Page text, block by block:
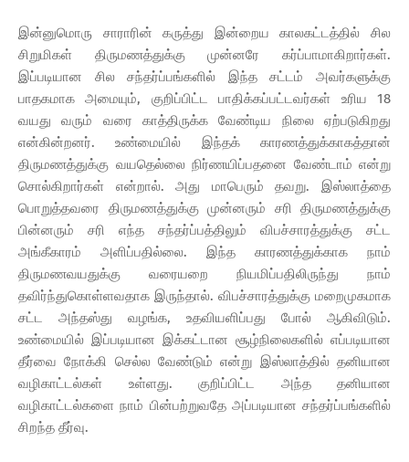
இன்னுமொரு சாராரின் கருத்து இன்றைய காலகட்டத்தில் சில
சிறுமிகள் திருமணத்துக்கு முன்னரே கர்ப்பாமாகிறார்கள்.
இப்படியான சில சந்தர்ப்பங்களில் இந்த சட்டம் அவர்களுக்கு
பாதகமாக அமையும், குறிப்பிட்ட பாதிக்கப்பட்டவர்கள் உரிய 18
வயது வரும் வரை காத்திருக்க வேண்டிய நிலை ஏற்படுகிறது
என்கின்றனர். உண்மையில் இந்தக் காரணத்துக்காகத்தான்
திருமணத்துக்கு வயதெல்லை நிர்ணயிப்பதனை வேண்டாம் என்று
சொல்கிறார்கள் என்றால். அது மாபெரும் தவறு. இஸ்லாத்தை
பொறுத்தவரை திருமணத்துக்கு முன்னரும் சரி திருமணத்துக்கு
பின்னரும் சரி எந்த சந்தர்ப்பத்திலும் விபச்சாரத்துக்கு சட்ட
அங்கீகாரம் அளிப்பதில்லை. இந்த காரணத்துக்காக நாம்
திருமணவயதுக்கு வரையறை நியமிப்பதிலிருந்து நாம்
தவிர்ந்துகொள்ளவதாக இருந்தால். விபச்சாரத்துக்கு மறைமுகமாக
சட்ட அந்தஸ்து வழங்க, உதவியளிப்பது போல் ஆகிவிடும்.
உண்மையில் இப்படியான இக்கட்டான சூழ்நிலைகளில் எப்படியான
தீர்வை நோக்கி செல்ல வேண்டும் என்று இஸ்லாத்தில் தனியான
வழிகாட்டல்கள் உள்ளது. குறிப்பிட்ட அந்த தனியான
வழிகாட்டல்களை நாம் பின்பற்றுவதே அப்படியான சந்தர்ப்பங்களில்
சிறந்த தீர்வு.